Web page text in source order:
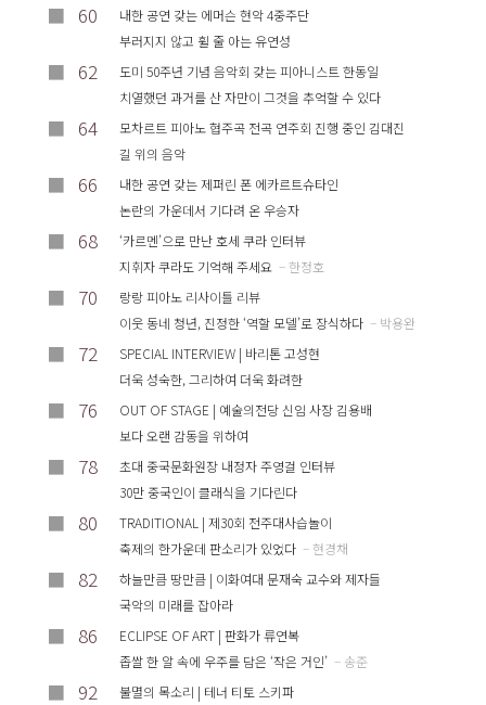
■ 60
내한 공연 갖는 에머슨 현악 4중주단
부러지지 않고 휠 줄 아는 유연성
■ 62
도미 50주년 기념 음악회 갖는 피아니스트 한동일
치열했던 과거를 산 자만이 그것을 추억할 수 있다
■ 64
모차르트 피아노 협주곡 전곡 연주회 진행 중인 김대진
길 위의 음악
■ 66
내한 공연 갖는 제퍼린 폰 에카르트슈타인
논란의 가운데서 기다려 온 우승자
■ 68
‘카르멘’으로 만난 호세 쿠라 인터뷰
지휘자 쿠라도 기억해 주세요 – 한정호
■ 70
랑랑 피아노 리사이틀 리뷰
이웃 동네 청년, 진정한 ‘역할 모델’로 장식하다 – 박용완
■ 72
SPECIAL INTERVIEW | 바리톤 고성현
더욱 성숙한, 그리하여 더욱 화려한
■ 76
OUT OF STAGE | 예술의전당 신임 사장 김용배
보다 오랜 감동을 위하여
■ 78
초대 중국문화원장 내정자 주영걸 인터뷰
30만 중국인이 클래식을 기다린다
■ 80
TRADITIONAL | 제30회 전주대사습놀이
축제의 한가운데 판소리가 있었다 – 현경채
■ 82
하늘만큼 땅만큼 | 이화여대 문재숙 교수와 제자들
국악의 미래를 잡아라
■ 86
ECLIPSE OF ART | 판화가 류연복
좁쌀 한 알 속에 우주를 담은 ‘작은 거인’ – 송준
■ 92
불멸의 목소리 | 테너 티토 스키파